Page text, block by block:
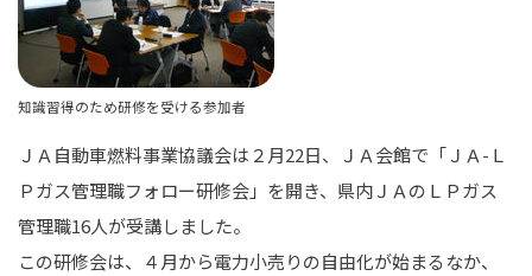
知識習得のため研修を受ける参加者
ＪＡ自動車燃料事業協議会は２月22日、ＪＡ会館で「ＪＡ-Ｌ
Ｐガス管理職フォロー研修会」を開き、県内ＪＡのＬＰガス
管理職16人が受講しました。
この研修会は、４月から電力小売りの自由化が始まるなか、